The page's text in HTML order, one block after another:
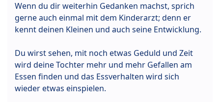
Wenn du dir weiterhin Gedanken machst, sprich
gerne auch einmal mit dem Kinderarzt; denn er
kennt deinen Kleinen und auch seine Entwicklung.
Du wirst sehen, mit noch etwas Geduld und Zeit
wird deine Tochter mehr und mehr Gefallen am
Essen finden und das Essverhalten wird sich
wieder etwas einspielen.